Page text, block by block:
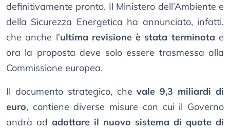
definitivamente pronto. Il Ministero dell’Ambiente e
della Sicurezza Energetica ha annunciato, infatti,
che anche l’ultima revisione è stata terminata e
ora la proposta deve solo essere trasmessa alla
Commissione europea.
Il documento strategico, chevale 9,3 miliardi di
euro, contiene diverse misure con cui il Governo
andrà ad adottare il nuovo sistema di quote di